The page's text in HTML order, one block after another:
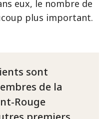
eux, le nombre de
plus important.
sont
de la
Rouge